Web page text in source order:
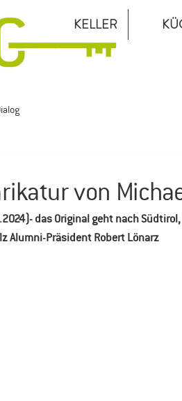
KELLER
von
das Original geht nach
Alumni-Präsident Robert Lönarz